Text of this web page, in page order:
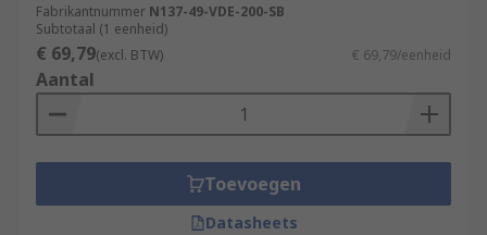
Fabrikantnummer N137-49-VDE-200-SB
Subtotaal (1 eenheid)
€ 69,79(excl. BTW) € 69,79/eenheid
Aantal
Toevoegen
Datasheets